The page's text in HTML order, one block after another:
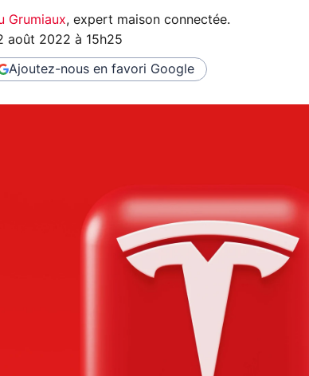
Grumiaux, expert maison connectée.
août 2022 à 15h25
Ajoutez-nous en favori Google